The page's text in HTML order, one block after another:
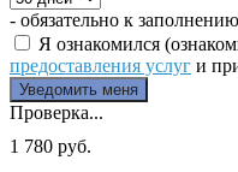
- обязательно к заполнению
Я ознакомился
предоставления услуг и
Проверка...
1 780 руб.